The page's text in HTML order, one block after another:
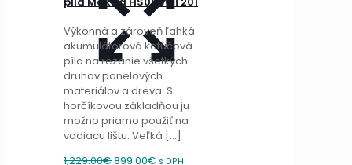
Výkonná a zároveň ľahká
akumulátorová kotúčová
píla na rezanie všetkých
druhov panelových
materiálov a dreva. S
horčíkovou základňou ju
možno priamo použiť na
vodiacu lištu. Veľká […]
1,229.00€Original
899.00€ Current
s DPH